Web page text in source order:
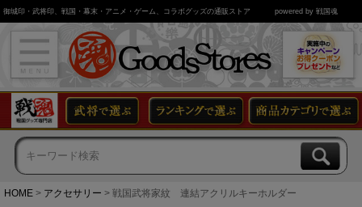
御城印・武将印、戦国・幕末・アニメ・ゲーム、コラボグッズの通販ストア powered by 戦国魂
HOME アクセサリー 戦国武将家紋 連結アクリルキーホルダー